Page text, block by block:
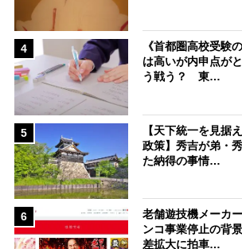
4
《首都圏高校受験
は高いが内申点が
う戦う？ 東…
5
【天下統一を見据
政策】秀吉が弟・
た納得の事情…
6
老舗遊技機メーカ
ンコ事業停止の背
差拡大に拍車…